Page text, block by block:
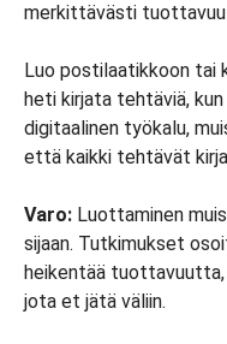
merkittävästi
Luo postilaatikkoon tai
heti kirjata tehtäviä,
digitaalinen työkalu,
että kaikki tehtävät
Varo: Luottaminen
sijaan. Tutkimukset
heikentää
jota et jätä väliin.